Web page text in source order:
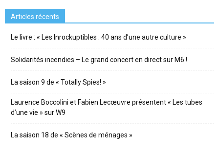
Articles récents
Le livre : « Les Inrockuptibles : 40 ans d’une autre culture »
Solidarités incendies – Le grand concert en direct sur M6 !
La saison 9 de « Totally Spies! »
Laurence Boccolini et Fabien Lecœuvre présentent « Les tubes
d’une vie » sur W9
La saison 18 de « Scènes de ménages »